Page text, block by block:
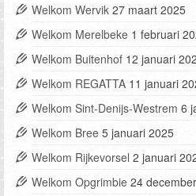
Welkom Wervik 27 maart 2025
Welkom Merelbeke 1 februari
Welkom Buitenhof 12 januari
Welkom REGATTA 11 januari
Welkom Sint-Denijs-Westrem 6
Welkom Bree 5 januari 2025
Welkom Rijkevorsel 2 januari
Welkom Opgrimbie 24